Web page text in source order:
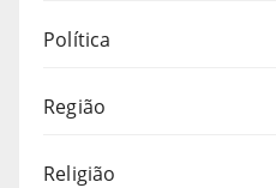
Política
Região
Religião